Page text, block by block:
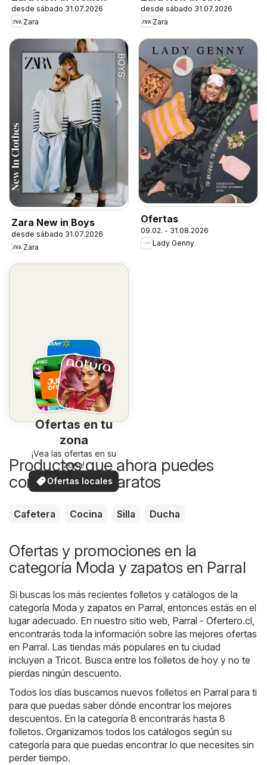
desde sábado 31.07.2026
Zara
desde sábado 31.07.2026
Zara
Zara New in Boys
desde sábado 31.07.2026
Zara
Ofertas
09.02. - 31.08.2026
Lady Genny
Ofertas en tu
zona
¡Vea las ofertas en su
zona!
Ofertas locales
Productos que ahora puedes
comprar más baratos
Cafetera Cocina Silla Ducha
Ofertas y promociones en la
categoría Moda y zapatos en Parral
Si buscas los más recientes folletos y catálogos de la
categoría Moda y zapatos en Parral, entonces estás en el
lugar adecuado. En nuestro sitio web, Parral - Ofertero.cl,
encontrarás toda la información sobre las mejores ofertas
en Parral. Las tiendas más populares en tu ciudad
incluyen a Tricot. Busca entre los folletos de hoy y no te
pierdas ningún descuento.
Todos los días buscamos nuevos folletos en Parral para ti
para que puedas saber dónde encontrar los mejores
descuentos. En la categoría 8 encontrarás hasta 8
folletos. Organizamos todos los catálogos según su
categoría para que puedas encontrar lo que necesites sin
perder tiempo.